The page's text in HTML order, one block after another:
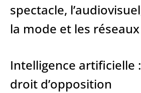
spectacle,
la mode et les
Intelligence artificielle
droit d’opposition